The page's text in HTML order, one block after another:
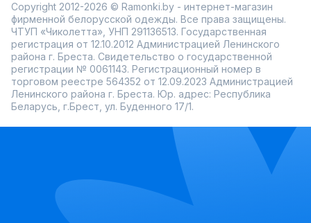
Copyright 2012-2026 © Ramonki.by - интернет-магазин
фирменной белорусской одежды. Все права защищены.
ЧТУП «Чиколетта», УНП 291136513. Государственная
регистрация от 12.10.2012 Администрацией Ленинского
района г. Бреста. Свидетельство о государственной
регистрации № 0061143. Регистрационный номер в
торговом реестре 564352 от 12.09.2023 Администрацией
Ленинского района г. Бреста. Юр. адрес: Республика
Беларусь, г.Брест, ул. Буденного 17/1.